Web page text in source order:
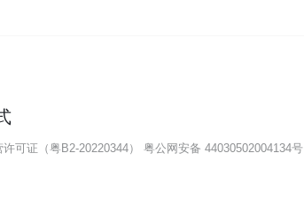
可证（粤B2-20220344） 粤公网安备 44030502004134号